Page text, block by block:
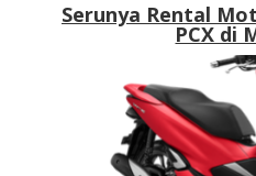
Serunya Rental
PCX di